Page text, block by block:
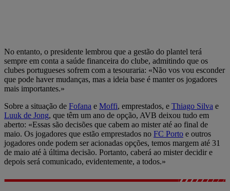
No entanto, o presidente lembrou que a gestão do plantel terá
sempre em conta a saúde financeira do clube, admitindo que os
clubes portugueses sofrem com a tesouraria: «Não vos vou esconder
que pode haver mudanças, mas a ideia base é manter os jogadores
mais importantes.»
Sobre a situação de Fofana e Moffi, emprestados, e Thiago Silva e
Luuk de Jong, que têm um ano de opção, AVB deixou tudo em
aberto: «Essas são decisões que cabem ao mister até ao final de
maio. Os jogadores que estão emprestados no FC Porto e outros
jogadores onde podem ser acionadas opções, temos margem até 31
de maio até à última decisão. Portanto, caberá ao mister decidir e
depois será comunicado, evidentemente, a todos.»